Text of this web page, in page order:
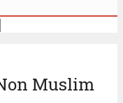
Muslim